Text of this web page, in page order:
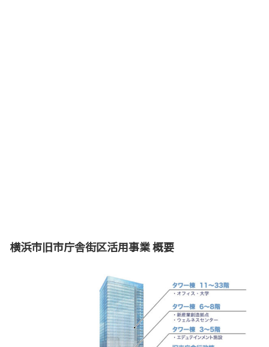
横浜市旧市庁舎街区活用事業 概要